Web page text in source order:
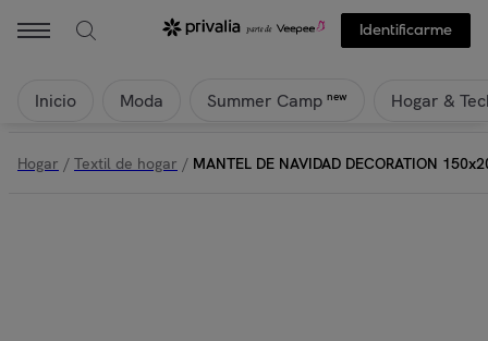
Identificarme
Inicio Moda Summer Camp new Hogar &
Hogar / Textil de hogar / MANTEL DE NAVIDAD DECORATION